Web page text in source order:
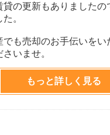
貸の更新もありましたの
。
でも売却のお手伝いを
いませ。
もっと詳しく見る